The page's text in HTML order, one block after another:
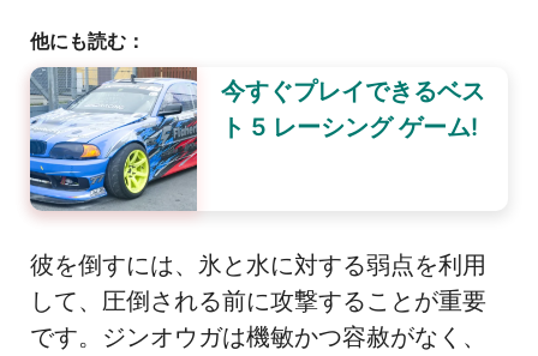
他にも読む：
今すぐプレイできるベス
ト 5 レーシング ゲーム!
彼を倒すには、氷と水に対する弱点を利用
して、圧倒される前に攻撃することが重要
です。ジンオウガは機敏かつ容赦がなく、